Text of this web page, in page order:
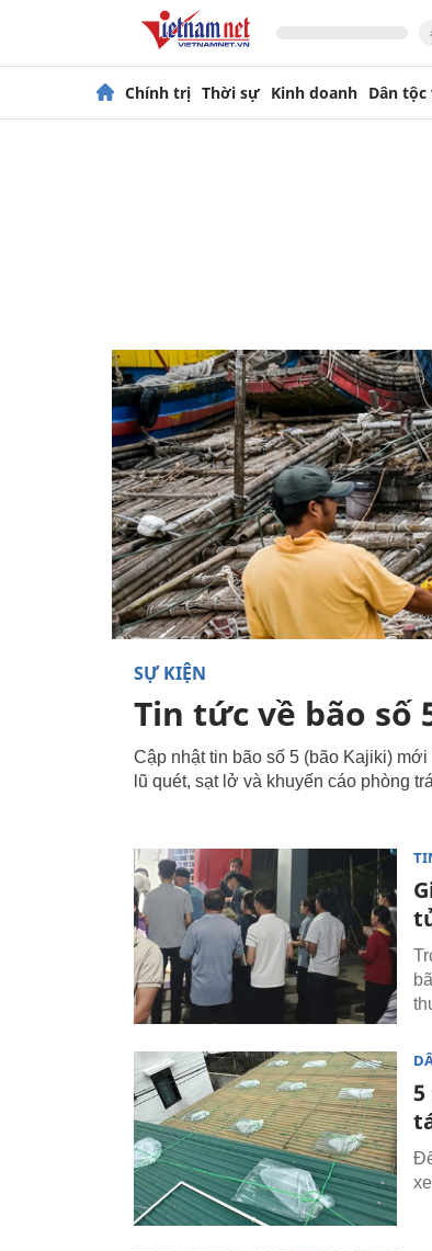
Chính trị Thời sự Kinh doanh Dân tộc
SỰ KIỆN
Tin tức về bão số
Cập nhật tin bão số 5 (bão Kajiki)
lũ quét, sạt lở và khuyến cáo phòng